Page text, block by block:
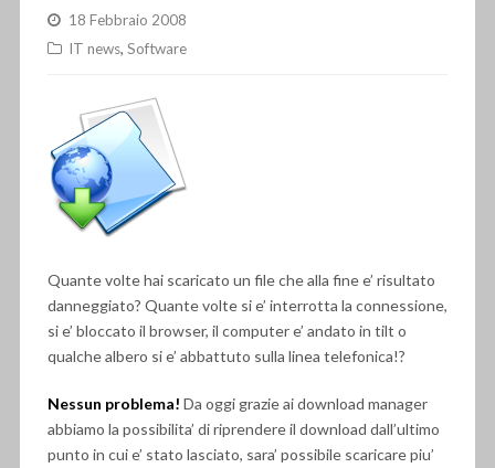
18 Febbraio 2008
IT news, Software
Quante volte hai scaricato un file che alla fine e’ risultato
danneggiato? Quante volte si e’ interrotta la connessione,
si e’ bloccato il browser, il computer e’ andato in tilt o
qualche albero si e’ abbattuto sulla linea telefonica!?
Nessun problema! Da oggi grazie ai download manager
abbiamo la possibilita’ di riprendere il download dall’ultimo
punto in cui e’ stato lasciato, sara’ possibile scaricare piu’